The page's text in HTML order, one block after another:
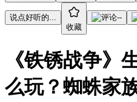
说点好听的...
收藏
--
《铁锈战争》
么玩？蜘蛛家